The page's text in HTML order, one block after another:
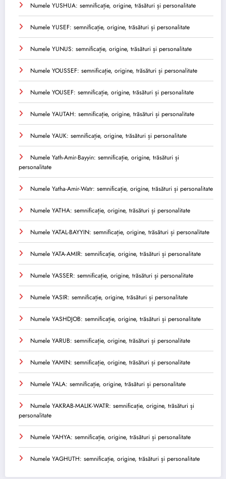
Numele YUSHUA: semnificație, origine, trăsături și personalitate
Numele YUSEF: semnificație, origine, trăsături și personalitate
Numele YUNUS: semnificație, origine, trăsături și personalitate
Numele YOUSSEF: semnificație, origine, trăsături și personalitate
Numele YOUSEF: semnificație, origine, trăsături și personalitate
Numele YAUTAH: semnificație, origine, trăsături și personalitate
Numele YAUK: semnificație, origine, trăsături și personalitate
Numele Yath-Amir-Bayyin: semnificație, origine, trăsături și
personalitate
Numele Yatha-Amir-Watr: semnificație, origine, trăsături și personalitate
Numele YATHA: semnificație, origine, trăsături și personalitate
Numele YATAL-BAYYIN: semnificație, origine, trăsături și personalitate
Numele YATA-AMIR: semnificație, origine, trăsături și personalitate
Numele YASSER: semnificație, origine, trăsături și personalitate
Numele YASIR: semnificație, origine, trăsături și personalitate
Numele YASHDJOB: semnificație, origine, trăsături și personalitate
Numele YARUB: semnificație, origine, trăsături și personalitate
Numele YAMIN: semnificație, origine, trăsături și personalitate
Numele YALA: semnificație, origine, trăsături și personalitate
Numele YAKRAB-MALIK-WATR: semnificație, origine, trăsături și
personalitate
Numele YAHYA: semnificație, origine, trăsături și personalitate
Numele YAGHUTH: semnificație, origine, trăsături și personalitate